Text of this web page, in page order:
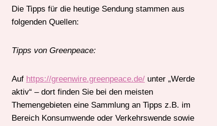
Die Tipps für die heutige Sendung stammen aus
folgenden Quellen:
Tipps von Greenpeace:
Auf https://greenwire.greenpeace.de/ unter „Werde
aktiv“ – dort finden Sie bei den meisten
Themengebieten eine Sammlung an Tipps z.B. im
Bereich Konsumwende oder Verkehrswende sowie